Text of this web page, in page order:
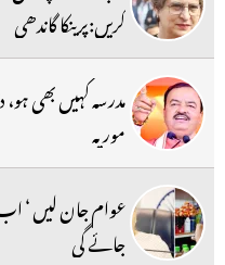
کریں:پرینکا گاندھی
مدرسہ کہیں بھی
موریہ
عوام جان لیں ‘ اب
جائے گی